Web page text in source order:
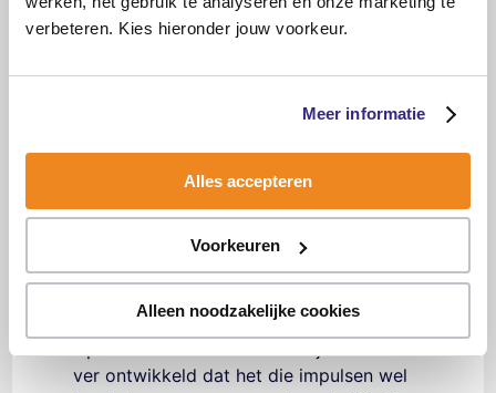
verbeteren. Kies hieronder jouw voorkeur.
Meer informatie
Alles accepteren
Voorkeuren
Alleen noodzakelijke cookies
ook nodig om die aantrekkelijke prikkel
steeds maar dat beeldje van jouw kast
Je hebt misschien de neiging om te
leren”. En dat is zeker is zo. En vertrouw
er ook op dat je kind dit gaat leren. Help
je kind daarbij door duidelijk te zijn wat
wel en niet mag.
ver ontwikkeld dat het die impulsen wel